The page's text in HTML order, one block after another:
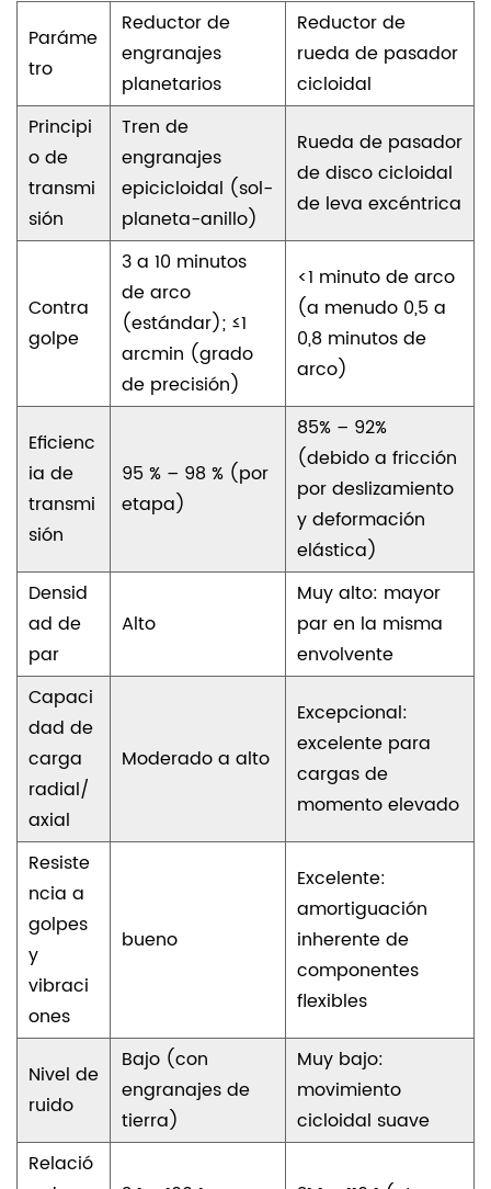
Paráme
tro
Reductor de
engranajes
planetarios
Reductor de
rueda de pasador
cicloidal
Principi
o de
transmi
sión
Tren de
engranajes
epicicloidal (sol-
planeta-anillo)
Rueda de pasador
de disco cicloidal
de leva excéntrica
Contra
golpe
3 a 10 minutos
de arco
(estándar); ≤1
arcmin (grado
de precisión)
<1 minuto de arco
(a menudo 0,5 a
0,8 minutos de
arco)
Eficienc
ia de
transmi
sión
95 % – 98 % (por
etapa)
85% – 92%
(debido a fricción
por deslizamiento
y deformación
elástica)
Densid
ad de
par
Alto
Muy alto: mayor
par en la misma
envolvente
Capaci
dad de
carga
radial/
axial
Moderado a alto
Excepcional:
excelente para
cargas de
momento elevado
Resiste
ncia a
golpes
y
vibraci
ones
bueno
Excelente:
amortiguación
inherente de
componentes
flexibles
Nivel de
ruido
Bajo (con
engranajes de
tierra)
Muy bajo:
movimiento
cicloidal suave
Relació